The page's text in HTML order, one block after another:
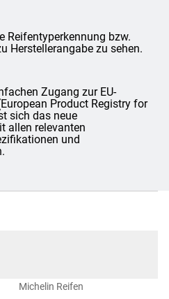
Reifentyperkennung bzw.
Herstellerangabe zu sehen.
Zugang zur EU-
Product Registry for
sich das neue
allen relevanten
und
Michelin Reifen